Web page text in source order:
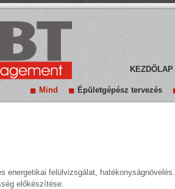
KEZDŐLAP
Mind Épületgépész tervezés
energetikai felülvizsgálat, hatékonyságnövelés.
előkészítése.